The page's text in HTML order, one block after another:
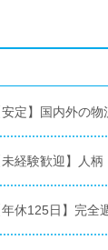
安定】国内外の
未経験歓迎】人
年休125日】完